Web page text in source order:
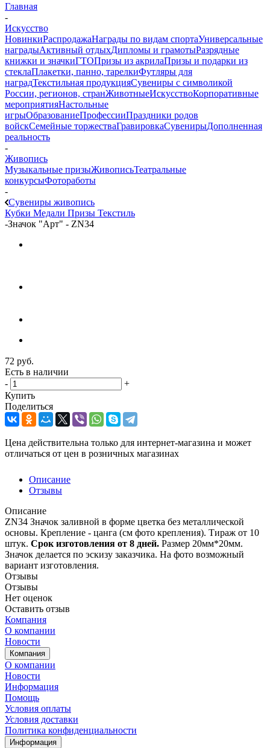
Главная
-
Искусство
НовинкиРаспродажаНаграды по видам спортаУниверсальные
наградыАктивный отдыхДипломы и грамотыРазрядные
книжки и значкиГТОПризы из акрилаПризы и подарки из
стеклаПлакетки, панно, тарелкиФутляры для
наградТекстильная продукцияСувениры с символикой
России, регионов, странЖивотныеИскусствоКорпоративные
мероприятияНастольные
игрыОбразованиеПрофессииПраздники родов
войскСемейные торжестваГравировкаСувенирыДополненная
реальность
-
Живопись
Музыкальные призыЖивописьТеатральные
конкурсыФотоработы
-
Сувениры живопись
Кубки Медали Призы Текстиль
-Значок "Арт" - ZN34
72 руб.
Есть в наличии
-
+
Купить
Поделиться
Цена действительна только для интернет-магазина и может
отличаться от цен в розничных магазинах
Описание
Отзывы
Описание
ZN34 Значок заливной в форме цветка без металлической
основы. Крепление - цанга (см фото крепления). Тираж от 10
штук. Срок изготовления от 8 дней. Размер 20мм*20мм.
Значок делается по эскизу заказчика. На фото возможный
вариант изготовления.
Отзывы
Отзывы
Нет оценок
Оставить отзыв
Компания
О компании
Новости
Компания
О компании
Новости
Информация
Помощь
Условия оплаты
Условия доставки
Политика конфиденциальности
Информация